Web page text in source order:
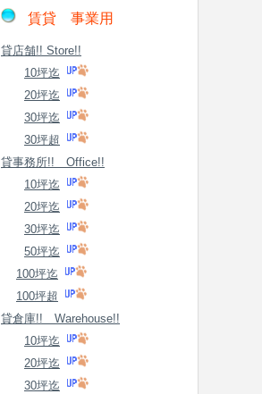
賃貸 事業用
貸店舗!! Store!!
10坪迄
20坪迄
30坪迄
30坪超
貸事務所!! Office!!
10坪迄
20坪迄
30坪迄
50坪迄
100坪迄
100坪超
貸倉庫!! Warehouse!!
10坪迄
20坪迄
30坪迄